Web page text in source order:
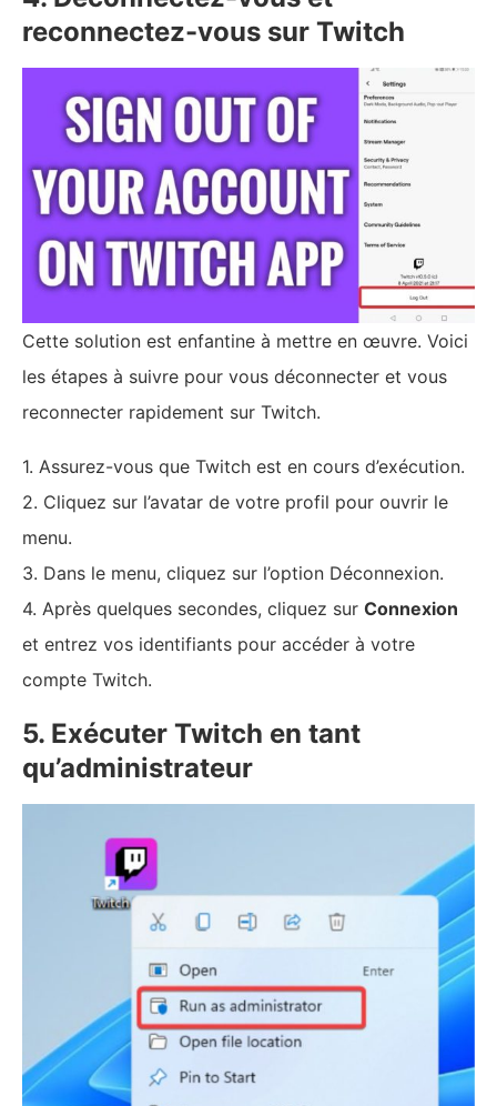
reconnectez-vous sur Twitch
Cette solution est enfantine à mettre en œuvre. Voici
les étapes à suivre pour vous déconnecter et vous
reconnecter rapidement sur Twitch.
1. Assurez-vous que Twitch est en cours d’exécution.
2. Cliquez sur l’avatar de votre profil pour ouvrir le
menu.
3. Dans le menu, cliquez sur l’option Déconnexion.
4. Après quelques secondes, cliquez sur Connexion
et entrez vos identifiants pour accéder à votre
compte Twitch.
5. Exécuter Twitch en tant
qu’administrateur